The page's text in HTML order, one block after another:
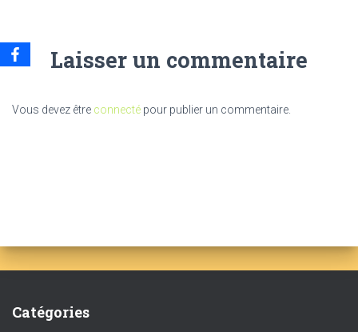
Laisser un commentaire
Vous devez être connecté pour publier un commentaire.
Catégories